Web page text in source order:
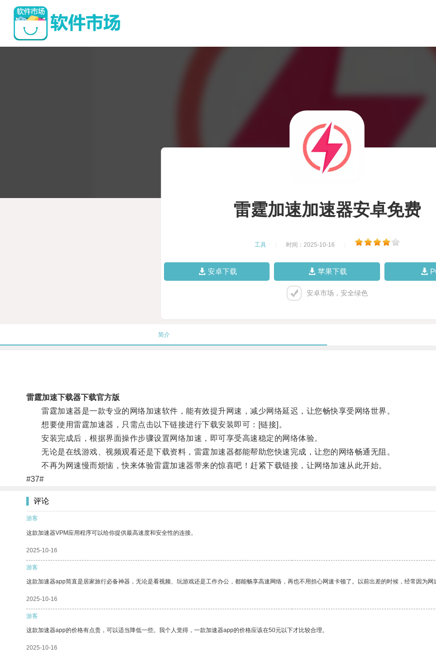
雷霆加速加速器安卓免费
工具 时间：2025-10-16
安卓下载 苹果下载
安卓市场，安全绿色
简介
雷霆加速下载器下载官方版
雷霆加速器是一款专业的网络加速软件，能有效提升网速，减少网络延迟，让您畅快享受网络世界。
想要使用雷霆加速器，只需点击以下链接进行下载安装即可：[链接]。
安装完成后，根据界面操作步骤设置网络加速，即可享受高速稳定的网络体验。
无论是在线游戏、视频观看还是下载资料，雷霆加速器都能帮助您快速完成，让您的网络畅通无阻。
不再为网速慢而烦恼，快来体验雷霆加速器带来的惊喜吧！赶紧下载链接，让网络加速从此开始。
#37#
评论
游客
这款加速器VPM应用程序可以给你提供最高速度和安全性的连接。
2025-10-16
游客
这款加速器app简直是居家旅行必备神器，无论是看视频、玩游戏还是工作办公，都能畅享高速网络，再也不用担心网速卡顿了。以前出差的时候，经常因为
2025-10-16
游客
这款加速器app的价格有点贵，可以适当降低一些。我个人觉得，一款加速器app的价格应该在50元以下才比较合理。
2025-10-16